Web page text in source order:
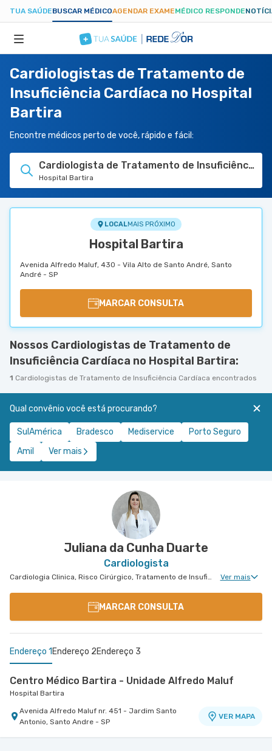
TUA SAÚDEBUSCAR MÉDICOAGENDAR EXAMEMÉDICO RESPONDE
ESPECIALIDADES
HOSPITAIS
TUASAUDE.COM
Cardiologistas de Tratamento de
Insuficiência Cardíaca no Hospital
Bartira
Encontre médicos perto de você, rápido e fácil:
Cardiologista de Tratamento de Insuficiência
Hospital Bartira
LOCALMAIS PRÓXIMO
Hospital Bartira
Avenida Alfredo Maluf, 430 - Vila Alto de Santo André, Santo
André - SP
MARCAR CONSULTA
Nossos Cardiologistas de Tratamento de
Insuficiência Cardíaca no Hospital Bartira:
1 Cardiologistas de Tratamento de Insuficiência Cardíaca encontrados
Qual convênio você está procurando?
SulAmérica Bradesco Mediservice
Porto Seguro
Amil
Ver mais
Juliana da Cunha Duarte
Cardiologista
Cardiologia Clinica, Risco Cirúrgico, Tratamento de Insuficiência Cardíaca, Hipertensão Arterial Refratária, Insuficiência Cardíaca e Transplante Ver mais
MARCAR CONSULTA
Endereço 1 Endereço 2Endereço 3
Centro Médico Bartira - Unidade Alfredo Maluf
Hospital Bartira
Avenida Alfredo Maluf nr. 451 - Jardim Santo
Antonio, Santo Andre - SP
VER MAPA
Centro Médico Brasil Mauá - Unidade Martim Afonso
Centro Médico Ribeirão Pires - Unidade Major